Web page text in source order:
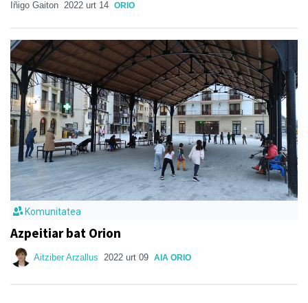
Iñigo Gaiton 2022 urt 14 ORIO
Komunitatea
Azpeitiar bat Orion
Aitziber Arzallus 2022 urt 09 AIA ORIO